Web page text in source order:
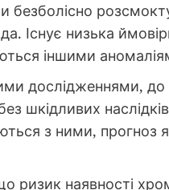
безболісно
Існує низька
іншими
дослідженнями,
шкідливих
з ними, прогноз
ризик наявності